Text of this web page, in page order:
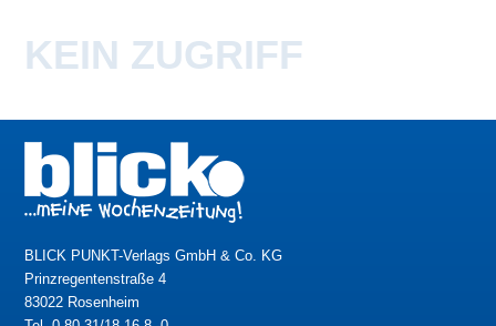
KEIN ZUGRIFF
BLICK PUNKT-Verlags GmbH & Co. KG
Prinzregentenstraße 4
83022 Rosenheim